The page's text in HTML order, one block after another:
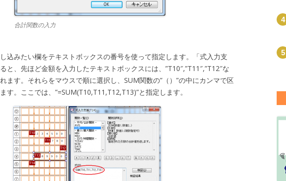
合計関数の入力
込みたい欄をテキストボックスの番号を使って指定します。「式入力支
と、先ほど金額を入力したテキストボックスには、”T10″,”T11″,”T12″な
ます。それらをマウスで順に選択し、SUM関数の”（）”の中にカンマで区
す。ここでは、”=SUM(T10,T11,T12,T13)”と指定します。